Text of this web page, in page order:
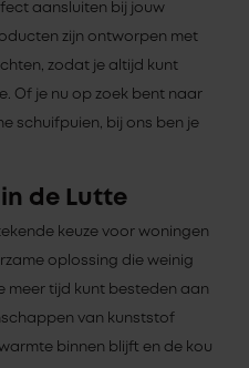
aansluiten bij jouw
zijn ontworpen met
zodat je altijd kunt
Of je nu op zoek bent naar
schuifpuien, bij ons ben je
de Lutte
keuze voor woningen
oplossing die weinig
meer tijd kunt besteden aan
van kunststof
binnen blijft en de kou